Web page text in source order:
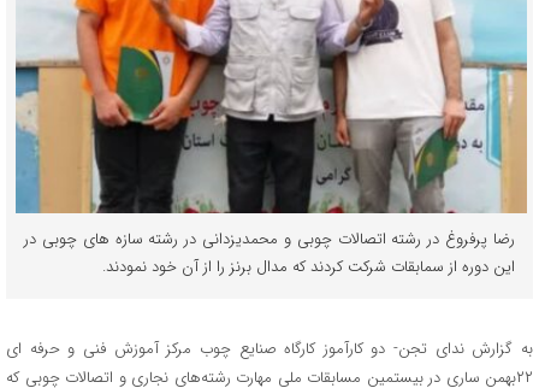
رضا پرفروغ در رشته اتصالات چوبی و محمدیزدانی در رشته سازه های چوبی در
این دوره از سمابقات شرکت کردند که مدال برنز را از آن خود نمودند.
به گزارش ندای تجن- دو کارآموز کارگاه صنایع چوب مرکز آموزش فنی و حرفه ای
۲۲بهمن ساری در بیستمین مسابقات ملی مهارت رشته‌های نجاری و اتصالات چوبی که